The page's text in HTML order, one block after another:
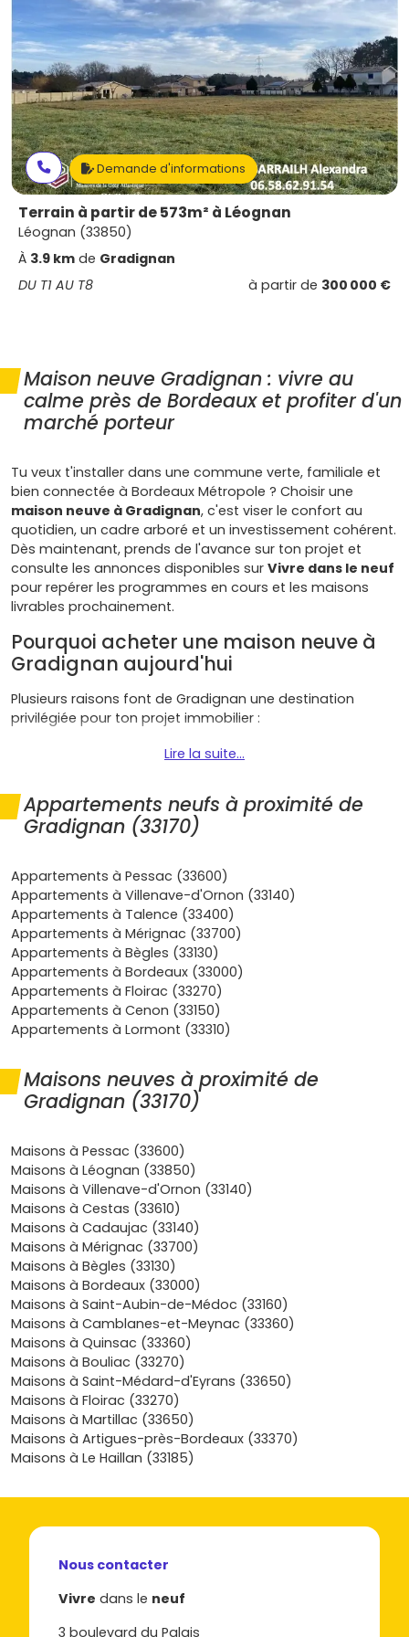
Demande d'informations
Terrain à partir de 573m² à Léognan
Léognan (33850)
À 3.9 km de Gradignan
DU T1 AU T8
à partir de 300 000 €
Maison neuve Gradignan : vivre au
calme près de Bordeaux et profiter d'un
marché porteur
Tu veux t'installer dans une commune verte, familiale et
bien connectée à Bordeaux Métropole ? Choisir une
maison neuve à Gradignan, c'est viser le confort au
quotidien, un cadre arboré et un investissement cohérent.
Dès maintenant, prends de l'avance sur ton projet et
consulte les annonces disponibles sur Vivre dans le neuf
pour repérer les programmes en cours et les maisons
livrables prochainement.
Pourquoi acheter une maison neuve à
Gradignan aujourd'hui
Plusieurs raisons font de Gradignan une destination
privilégiée pour ton projet immobilier :
Cadre de vie privilégié: parcs (Mandavit,
environnement très vert, idéal pour unerésidence
principaleavec jardin.
proximité de la
rocade A630
Saint-Jean accessible rapidement. Parfait si tu
travailles sur la métropole.
Écoles et campus: collèges (dont Malartic), lycées,
et le pôle universitaireTalence–Pessac–Gradignan
à deux pas. Un vrai plus pour la revente ou
l'investissement locatif.
Confort du neuf: maisons conformes à la
excellentesperformances énergétiques
optimisés, faibles charges, garanties décennales. Tu
Tendances du marché : la demande de maisons
avec extérieur reste soutenue dans le sud de
Bordeaux. À Gradignan, les
lotissements bien intégrés.
Les types de maisons neuves que tu
trouveras à Gradignan
Le marché gradignanais offre plusieurs typologies de
biens immobiliers neufs adaptés à différents budgets et
modes de vie.
Maisons mitoyennes contemporaines
Souvent enVEFA, elles offrent un excellent rapport
surface/prix, un jardin ou une terrasse, parfois un
garage. Tu restes proche des commodités, avec peu
d'entretien.
Maisons individuelles avec jardin
5 chambres, parcelles agréables, grandes pièces de vie
suites parentales, menuiseries aluminium,
chaleur , parfois piscinables. Parfait si tu cherches des
Lire la suite...
Appartements neufs à proximité de
Gradignan (33170)
Appartements à Pessac (33600)
Appartements à Villenave-d'Ornon (33140)
Appartements à Talence (33400)
Appartements à Mérignac (33700)
Appartements à Bègles (33130)
Appartements à Bordeaux (33000)
Appartements à Floirac (33270)
Appartements à Cenon (33150)
Appartements à Lormont (33310)
Maisons neuves à proximité de
Gradignan (33170)
Maisons à Pessac (33600)
Maisons à Léognan (33850)
Maisons à Villenave-d'Ornon (33140)
Maisons à Cestas (33610)
Maisons à Cadaujac (33140)
Maisons à Mérignac (33700)
Maisons à Bègles (33130)
Maisons à Bordeaux (33000)
Maisons à Saint-Aubin-de-Médoc (33160)
Maisons à Camblanes-et-Meynac (33360)
Maisons à Quinsac (33360)
Maisons à Bouliac (33270)
Maisons à Saint-Médard-d'Eyrans (33650)
Maisons à Floirac (33270)
Maisons à Martillac (33650)
Maisons à Artigues-près-Bordeaux (33370)
Maisons à Le Haillan (33185)
Nous contacter
Vivre dans le neuf
3 boulevard du Palais